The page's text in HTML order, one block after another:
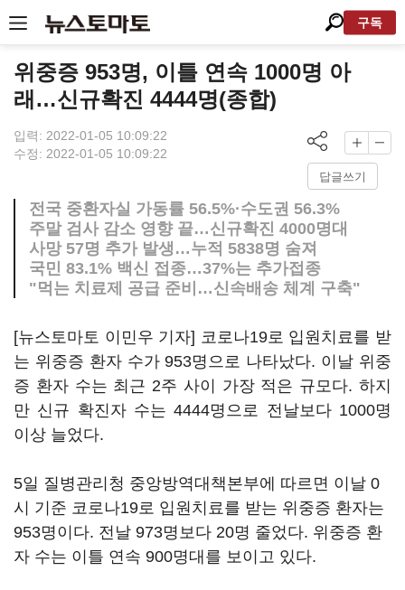
구독
위중증 953명, 이틀 연속 1000명 아
래…신규확진 4444명(종합)
입력: 2022-01-05 10:09:22
수정: 2022-01-05 10:09:22
답글쓰기
전국 중환자실 가동률 56.5%·수도권 56.3%
주말 검사 감소 영향 끝…신규확진 4000명대
사망 57명 추가 발생…누적 5838명 숨져
국민 83.1% 백신 접종…37%는 추가접종
"먹는 치료제 공급 준비…신속배송 체계 구축"
[뉴스토마토 이민우 기자] 코로나19로 입원치료를 받
는 위중증 환자 수가 953명으로 나타났다. 이날 위중
증 환자 수는 최근 2주 사이 가장 적은 규모다. 하지
만 신규 확진자 수는 4444명으로 전날보다 1000명
이상 늘었다.
5일 질병관리청 중앙방역대책본부에 따르면 이날 0
시 기준 코로나19로 입원치료를 받는 위중증 환자는
953명이다. 전날 973명보다 20명 줄었다. 위중증 환
자 수는 이틀 연속 900명대를 보이고 있다.